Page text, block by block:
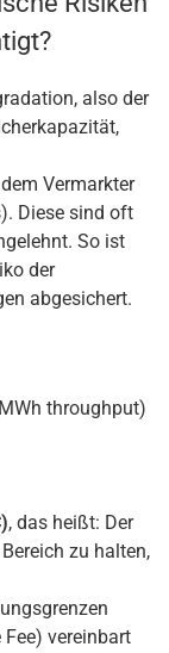
also der
Vermarkter
Diese sind oft
So ist
der
abgesichert.
throughput)
, das heißt: Der
zu halten,
vereinbart